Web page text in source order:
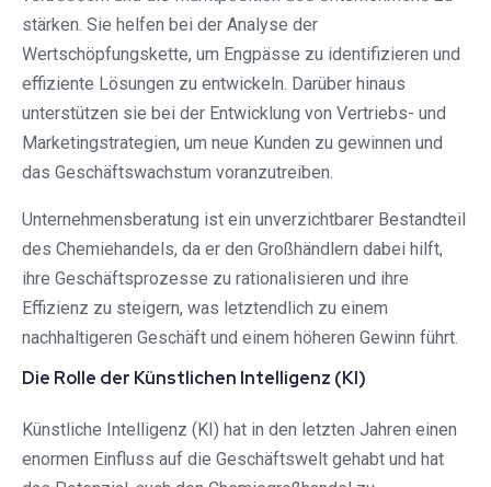
stärken. Sie helfen bei der Analyse der
Wertschöpfungskette, um Engpässe zu identifizieren und
effiziente Lösungen zu entwickeln. Darüber hinaus
unterstützen sie bei der Entwicklung von Vertriebs- und
Marketingstrategien, um neue Kunden zu gewinnen und
das Geschäftswachstum voranzutreiben.
Unternehmensberatung ist ein unverzichtbarer Bestandteil
des Chemiehandels, da er den Großhändlern dabei hilft,
ihre Geschäftsprozesse zu rationalisieren und ihre
Effizienz zu steigern, was letztendlich zu einem
nachhaltigeren Geschäft und einem höheren Gewinn führt.
Die Rolle der Künstlichen Intelligenz (KI)
Künstliche Intelligenz (KI) hat in den letzten Jahren einen
enormen Einfluss auf die Geschäftswelt gehabt und hat